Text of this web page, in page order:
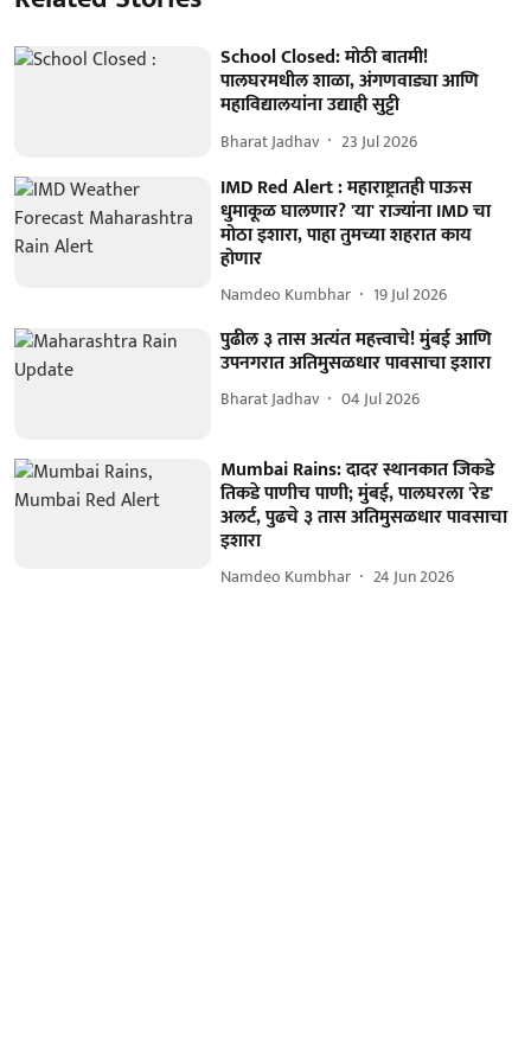
School Closed: मोठी बातमी!
पालघरमधील शाळा, अंगणवाड्या आणि
महाविद्यालयांना उद्याही सुट्टी
Bharat Jadhav 23 Jul 2026
IMD Red Alert : महाराष्ट्रातही पाऊस
धुमाकूळ घालणार? 'या' राज्यांना IMD चा
मोठा इशारा, पाहा तुमच्या शहरात काय
होणार
Namdeo Kumbhar 19 Jul 2026
पुढील ३ तास अत्यंत महत्त्वाचे! मुंबई आणि
उपनगरात अतिमुसळधार पावसाचा इशारा
Bharat Jadhav 04 Jul 2026
Mumbai Rains: दादर स्थानकात जिकडे
तिकडे पाणीच पाणी; मुंबई, पालघरला 'रेड'
अलर्ट, पुढचे ३ तास अतिमुसळधार पावसाचा
इशारा
Namdeo Kumbhar 24 Jun 2026